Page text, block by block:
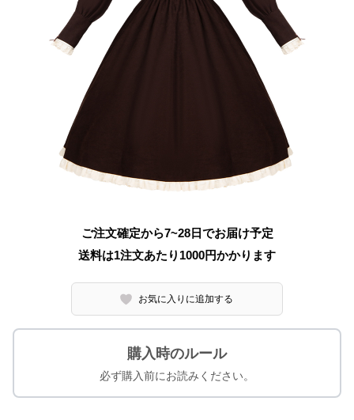
ご注文確定から7~28日でお届け予定
送料は1注文あたり 1000円かかります
お気に入りに追加する
購入時のルール
必ず購入前にお読みください。